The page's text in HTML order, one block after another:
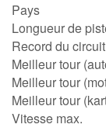
Pays
Longueur de
Record du circuit
Meilleur tour
Meilleur tour
Meilleur tour
Vitesse max.